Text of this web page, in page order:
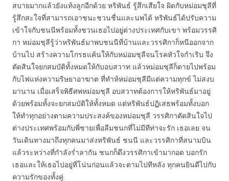
สบายมากแล้วยังแท้งลูกอีกด้วย หริพันธ์ รู้สึกเสียใจ ผิดกับหม่อมชุลีที่
รู้สึกสะใจที่สามารถเอาชนะชวนชื่นและนพได้ หริพันธ์ได้ปรับความ
เข้าใจกับชนนีพร้อมทั้งชวนเธอไปอยู่ต่างประเทศกับเขา พร้อมวรรศิ
กา หม่อมชุลีรู้ว่าหริพันธ์มาพบชนนีที่บ้านและวรรศิกาก็หนีออกจาก
บ้านไป สร้างความโกรธแค้นให้กับหม่อมชุลีจนโรคหัวใจกำเริบ จึง
ตัดสินใจยกสมบัติทั้งหมดให้กับอบสวาท แล้วหม่อมชุลีก็ตายไปพร้อม
กับไฟแห่งความริษยาอาฆาต ที่ทำห้หม่อมชุลีมีแต่ความทุกข์ ไม่สงบ
มานาน เมื่อเสร็จพิธีศพหม่อมชุลี อบสวาทต้องการให้หริพันธ์มาอยู่
ด้วยพร้อมทั้งจะยกสมบัติให้ทั้งหมด แต่หริพันธ์ปฏิเสธพร้อมทั้งบอก
ให้ทำทุกอย่างตามความประสงค์ของหม่อมชุลี วรรศิกาตัดสินใจไป
ต่างประเทศพร้อมกับพี่ชายเพื่อลืมชนกที่ไม่มีทีท่าจะรัก เธอเลย จน
วันเดินทางมาถึงทุกคนมาส่งหริพันธ์ ชนนี และวรรศิกาที่สนามบิน
แล้วระหว่างที่กำลังร่ำลากัน ชนกก็ดึงวรรศิกาเข้ามากอด บอกรัก
เธอและให้เธอไปอยู่ที่โน่นก่อนแล้วจะตามไปทีหลัง ทุกคนยินดีไปกับ
ความรักของทั้งคู่